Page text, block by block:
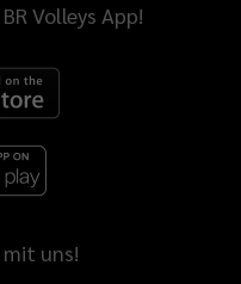
Volleys App!
uns!